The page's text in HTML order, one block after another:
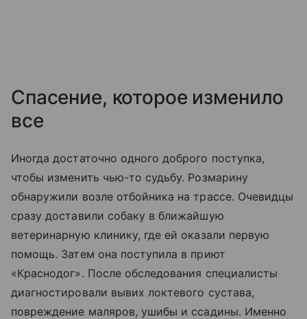
Спасение, которое изменило
все
Иногда достаточно одного доброго поступка,
чтобы изменить чью-то судьбу. Розмарину
обнаружили возле отбойника на трассе. Очевидцы
сразу доставили собаку в ближайшую
ветеринарную клинику, где ей оказали первую
помощь. Затем она поступила в приют
«Краснодог». После обследования специалисты
диагностировали вывих локтевого сустава,
повреждение маляров, ушибы и ссадины. Именно